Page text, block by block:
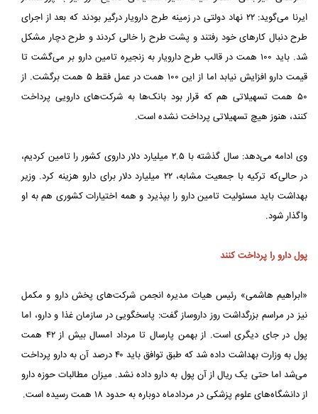
ایرنا می‌گوید: ۲۲ نهاد دولتی در زمینه طرح دارویار درگیر بودند که بعد از اجرای
طرح دنبال کارهای خود رفتند و پشت طرح را خالی کردند و طرح دچار مشکل
شد. باید ۱۰۰ همت در قالب طرح دارویار به زنجیره تامین دارو بر می‌گشت تا
قیمت دارو افزایش نیابد اما از این ۱۰۰ همت در عمل فقط ۵ همت برگشت. از
۵۰ همت تسهیلاتی هم که قرار بود بانک‌ها به شرکت‌های دارویی پرداخت
کنند، هنوز هیچ تسهیلاتی پرداخت نشده است.
وی ادامه می‌دهد: سال گذشته با ۲.۵ میلیارد دلار داروی کشور را تامین کردیم،
در حالی‌که ترکیه با جمعیت مشابه، ۲۲ میلیارد دلار برای دارو هزینه کرد. وزیر
بهداشت باید مسئولیت تامین دارو را بپذیرد و همه اختیارات کشوری هم به او
واگذار شود.
پول دارو را پرداخت کنند
«ابراهیم هاشمی» رئیس هیات مدیره انجمن شرکت‌های پخش دارو و مکمل
نیز در مراسم بزرگداشت روز داروساز گفت: پاسخگویی در سازمان غذا و دارو، اما
پول در جای دیگری است. از بهمن پارسال تا مرداد امسال بیش از ۴۲ همت
پول به وزارت بهداشت داده شد که طبق توافق باید ۴۰ درصد آن به دارو پرداخت
می‌شد اما حتی یک ریال از آن پول به دارو داده نشد. میزان مطالبات حوزه دارو
از دانشگاه‌های علوم پزشکی در مردادماه دوباره به حدود ۱۸ همت رسیده است.